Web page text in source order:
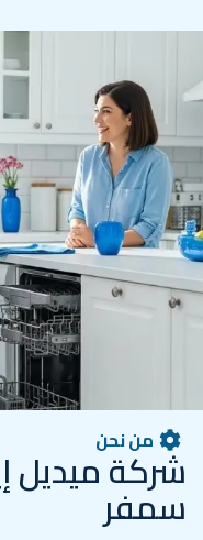
من نحن
شركة ميديل
سمفر